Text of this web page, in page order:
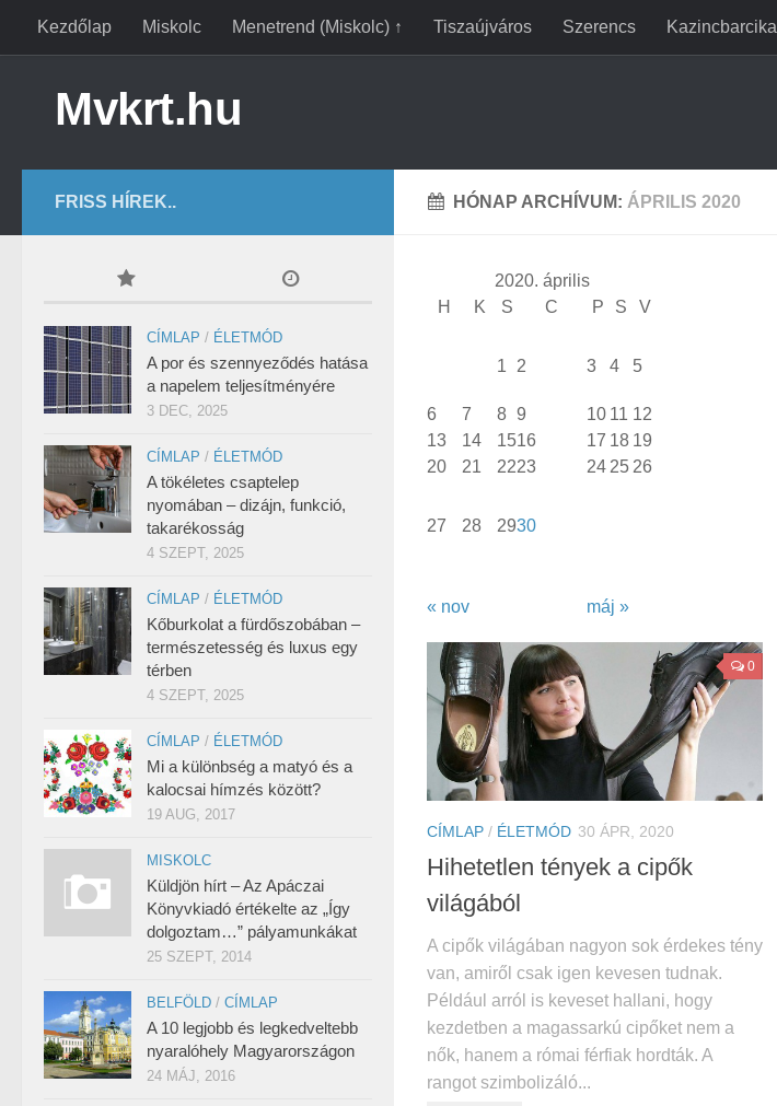
Kezdőlap Miskolc Menetrend (Miskolc) ↑ Tiszaújváros Szerencs Kazincbarcika
Mvkrt.hu
HÓNAP ARCHÍVUM: ÁPRILIS 2020
2020. április
H
K S C P S V
« nov máj »
1 2 3 4 5
6 7 8 9 10 11 12
13
14 1516 17 18 19
20
21 2223 24 25 26
27 28 2930
0
CÍMLAP / ÉLETMÓD 30 ÁPR, 2020
Hihetetlen tények a cipők
világából
A cipők világában nagyon sok érdekes tény
van, amiről csak igen kevesen tudnak.
Például arról is keveset hallani, hogy
kezdetben a magassarkú cipőket nem a
nők, hanem a római férfiak hordták. A
rangot szimbolizáló...
FRISS HÍREK..
CÍMLAP / ÉLETMÓD
A por és szennyeződés hatása
a napelem teljesítményére
3 DEC, 2025
CÍMLAP / ÉLETMÓD
A tökéletes csaptelep
nyomában – dizájn, funkció,
takarékosság
4 SZEPT, 2025
CÍMLAP / ÉLETMÓD
Kőburkolat a fürdőszobában –
természetesség és luxus egy
térben
4 SZEPT, 2025
CÍMLAP / ÉLETMÓD
Mi a különbség a matyó és a
kalocsai hímzés között?
19 AUG, 2017
MISKOLC
Küldjön hírt – Az Apáczai
Könyvkiadó értékelte az „Így
dolgoztam…” pályamunkákat
25 SZEPT, 2014
BELFÖLD / CÍMLAP
A 10 legjobb és legkedveltebb
nyaralóhely Magyarországon
24 MÁJ, 2016